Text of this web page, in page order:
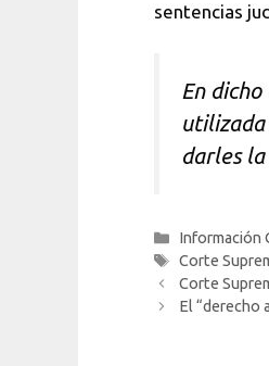
sentencias
En
utilizada
darles
Categorías
Información
Etiquetas
Corte
Corte
El “derecho